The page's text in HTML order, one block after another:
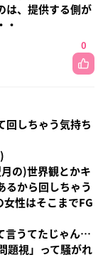
は、提供する側が
・
0
回しちゃう気持ち
の)世界観とかキ
るから回しちゃう
女性はそこまでFG
言うてたじゃん…
題視」って騒がれ